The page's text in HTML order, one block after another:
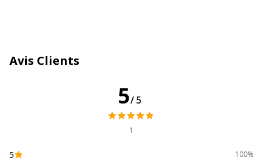
Avis Clients
5/5
1
5 100%